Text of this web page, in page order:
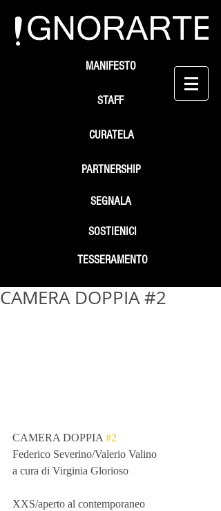
STAFF
SEGNALA
SOSTIENICI
MANIFESTO
PARTNERSHIP
TESSERAMENTO
CURATELA
CAMERA DOPPIA #2
CAMERA DOPPIA #2
Federico Severino/Valerio Valino
a cura di Virginia Glorioso
XXS/aperto al contemporaneo